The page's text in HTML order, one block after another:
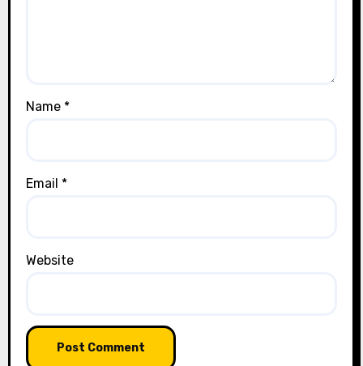
Name *
Email *
Website